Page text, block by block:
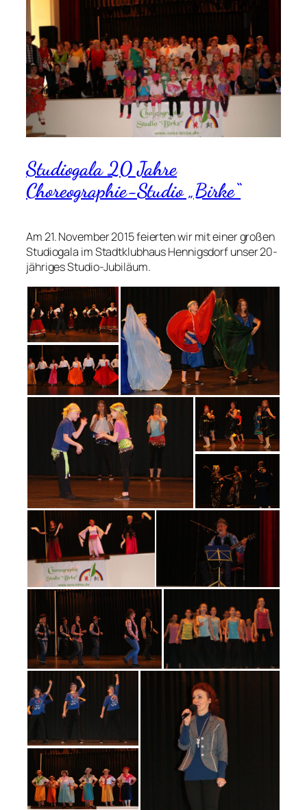
Studiogala 20 Jahre
Choreographie-Studio „Birke“
Am 21. November 2015 feierten wir mit einer großen
Studiogala im Stadtklubhaus Hennigsdorf unser 20-
jähriges Studio-Jubiläum.